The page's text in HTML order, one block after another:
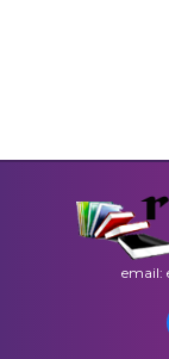
email: